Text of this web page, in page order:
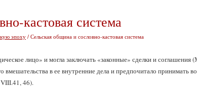
кастовая система
эпоху/ Сельская община и сословно-кастовая система
лицо» и могла заключать «законные» сделки и
вмешательства в ее внутренние дела и предпочитало
46).